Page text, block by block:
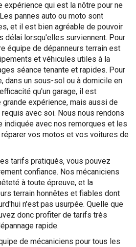
expérience qui est la nôtre pour ne
pannes auto ou moto sont
et il est bien agréable de pouvoir
délai lorsqu'elles surviennent. Pour
équipe de dépanneurs terrain est
et véhicules utiles à la
séance tenante et rapides. Pour
dans un sous-sol ou à domicile en
qu'un garage, il est
expérience, mais aussi de
avec soi. Nous nous rendons
indiquée avec nos remorques et les
vos motos et vos voitures de
tarifs pratiqués, vous pouvez
confiance. Nos mécaniciens
à toute épreuve, et la
terrain honnêtes et fiables dont
n'est pas usurpée. Quelle que
donc profiter de tarifs très
rapide.
de mécaniciens pour tous les